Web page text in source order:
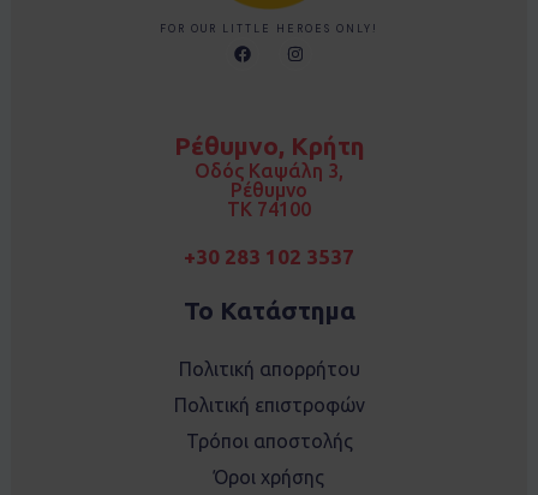
FOR OUR LITTLE HEROES ONLY!
F
a
o
I
n
r
a
m
Ρέθυμνο, Κρήτη
Οδός Καψάλη 3,
Ρέθυμνο
TK 74100
+30 283 102 3537
Το Κατάστημα
Πολιτική απορρήτου
Πολιτική επιστροφών
Τρόποι αποστολής
Όροι χρήσης